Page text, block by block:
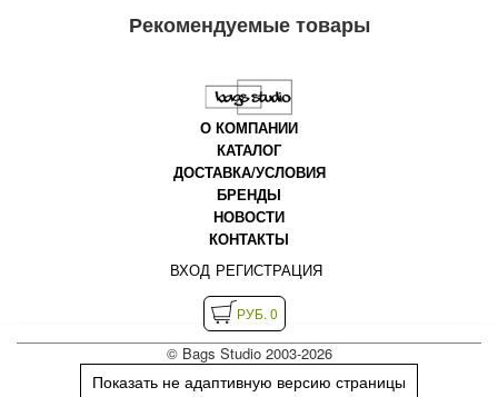
Рекомендуемые товары
О КОМПАНИИ
КАТАЛОГ
ДОСТАВКА/УСЛОВИЯ
БРЕНДЫ
НОВОСТИ
КОНТАКТЫ
ВХОД РЕГИСТРАЦИЯ
РУБ. 0
© Bags Studio 2003-2026
Показать не адаптивную версию страницы